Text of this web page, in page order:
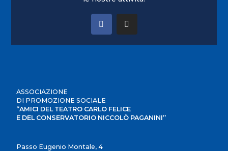
ASSOCIAZIONE
DI PROMOZIONE SOCIALE
“AMICI DEL TEATRO CARLO FELICE
E DEL CONSERVATORIO NICCOLÒ PAGANINI”
Passo Eugenio Montale, 4